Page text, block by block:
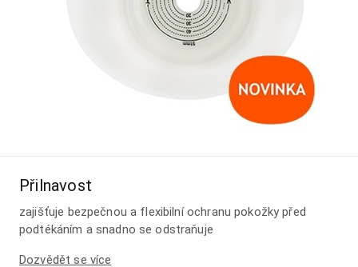
Přilnavost
zajišťuje bezpečnou a flexibilní ochranu pokožky před
podtékáním a snadno se odstraňuje
Dozvědět se více